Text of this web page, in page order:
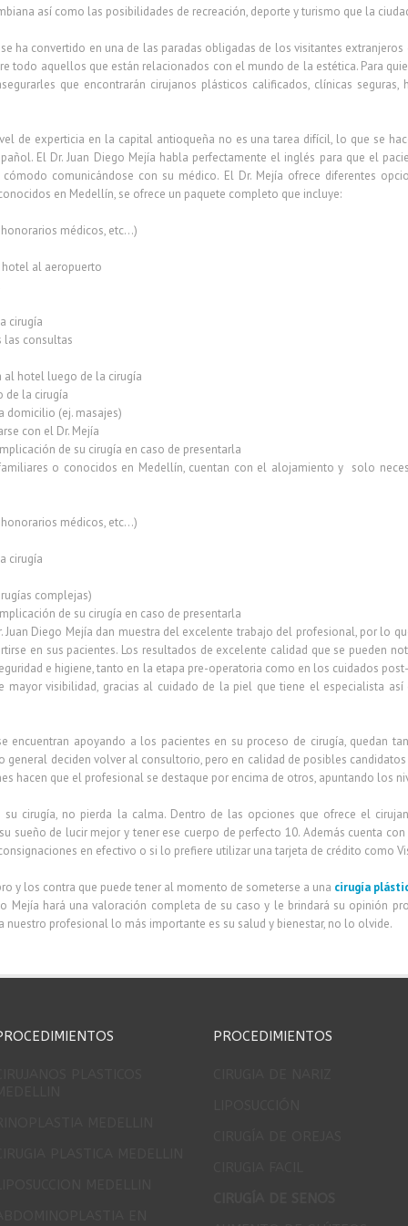
así como las posibilidades de recreación, deporte y turismo que la
ha convertido en una de las paradas obligadas de los visitantes
todo aquellos que están relacionados con el mundo de la estética. Para
que encontrarán cirujanos plásticos calificados, clínicas
de experticia en la capital antioqueña no es una tarea difícil, lo que se
El Dr. Juan Diego Mejía habla perfectamente el inglés para que el
comunicándose con su médico. El Dr. Mejía ofrece diferentes
en Medellín, se ofrece un paquete completo que incluye:
médicos, etc…)
al aeropuerto
cirugía
las consultas
al hotel luego de la cirugía
de la cirugía
domicilio (ej. masajes)
con el Dr. Mejía
de su cirugía en caso de presentarla
o conocidos en Medellín, cuentan con el alojamiento y solo
médicos, etc…)
cirugía
complejas)
de su cirugía en caso de presentarla
Diego Mejía dan muestra del excelente trabajo del profesional, por lo
en sus pacientes. Los resultados de excelente calidad que se pueden
e higiene, tanto en la etapa pre-operatoria como en los cuidados
mayor visibilidad, gracias al cuidado de la piel que tiene el especialista
encuentran apoyando a los pacientes en su proceso de cirugía, quedan
general deciden volver al consultorio, pero en calidad de posibles
hacen que el profesional se destaque por encima de otros, apuntando los
cirugía, no pierda la calma. Dentro de las opciones que ofrece el
sueño de lucir mejor y tener ese cuerpo de perfecto 10. Además cuenta
en efectivo o si lo prefiere utilizar una tarjeta de crédito como
y los contra que puede tener al momento de someterse a una cirugía
Mejía hará una valoración completa de su caso y le brindará su opinión
nuestro profesional lo más importante es su salud y bienestar, no lo olvide.
PROCEDIMIENTOS